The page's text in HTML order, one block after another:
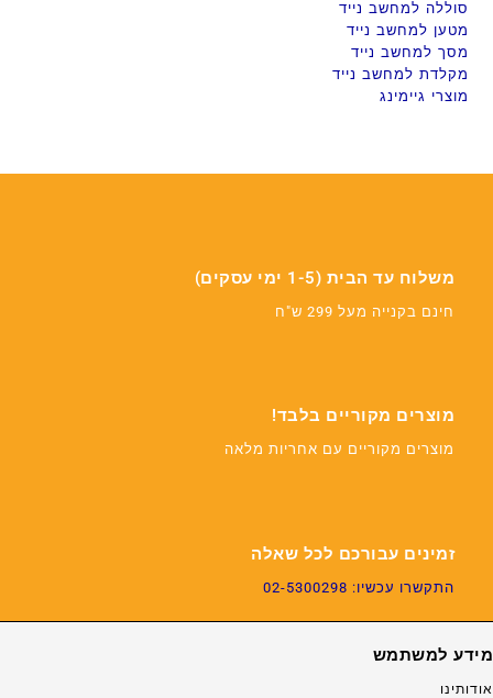
סוללה למחשב נייד
מטען למחשב נייד
מסך למחשב נייד
מקלדת למחשב נייד
מוצרי גיימינג
משלוח עד הבית (1-5 ימי עסקים)
חינם בקנייה מעל 299 ש"ח
מוצרים מקוריים בלבד!
מוצרים מקוריים עם אחריות מלאה
זמינים עבורכם לכל שאלה
התקשרו עכשיו: 02-5300298
מידע למשתמש
אודותינו